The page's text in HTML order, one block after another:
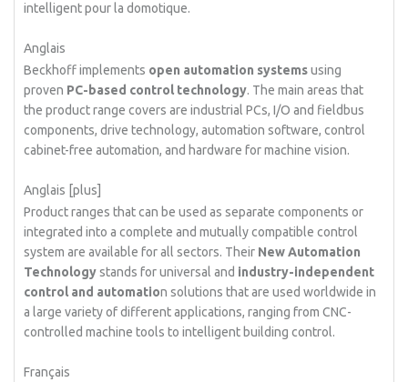
intelligent pour la domotique.
Anglais
Beckhoff implements open automation systemsusing
proven PC-based control technology. The main areas that
the product range covers are industrial PCs, I/O and fieldbus
components, drive technology, automation software, control
cabinet-free automation, and hardware for machine vision.
Anglais [plus]
Product ranges that can be used as separate components or
integrated into a complete and mutually compatible control
system are available for all sectors. Their New Automation
Technologystands for universal and industry-independent
control and automation solutions that are used worldwide in
a large variety of different applications, ranging from CNC-
controlled machine tools to intelligent building control.
Français